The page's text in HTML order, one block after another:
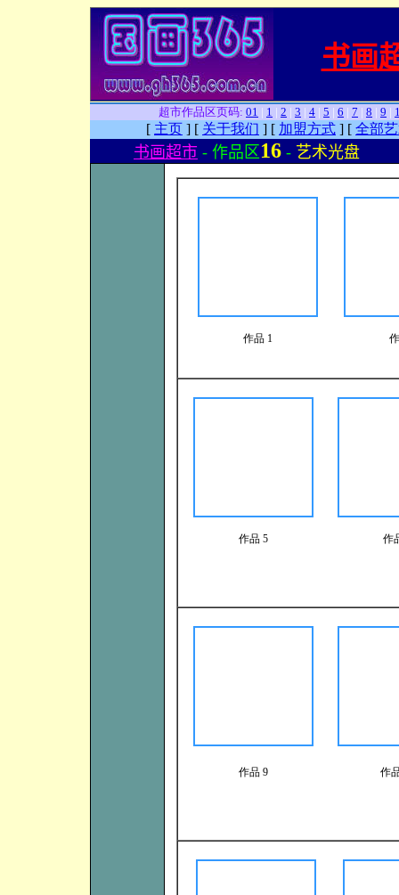
书画
超市作品区页码: 01 | 1 | 2 | 3 | 4 | 5 | 6 | 7 | 8 | 9 |
[ 主页 ] [ 关于我们 ] [ 加盟方式 ] [ 全部
书画超市 - 作品区16 - 艺术光盘
作品 1
作品 5 作
作品 9 作